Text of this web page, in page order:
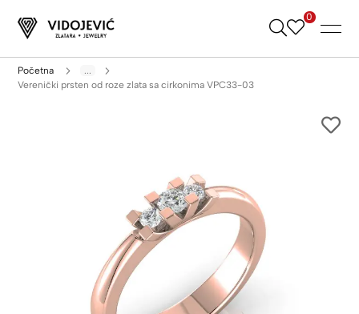
Skip
0
Početna
...
Verenički prsten od roze zlata sa cirkonima VPC33-03